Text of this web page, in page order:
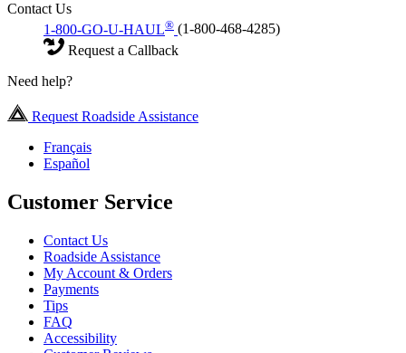
Contact Us
1-800-GO-U-HAUL® (1-800-468-4285)
Request a Callback
Need help?
Request Roadside Assistance
Français
Español
Customer Service
Contact Us
Roadside Assistance
My Account & Orders
Payments
Tips
FAQ
Accessibility